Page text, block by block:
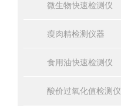
微生物快速检测仪
瘦肉精检测仪器
食用油快速检测仪
酸价过氧化值检测仪